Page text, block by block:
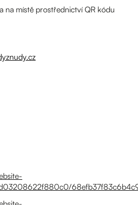
na místě prostřednictví QR kódu